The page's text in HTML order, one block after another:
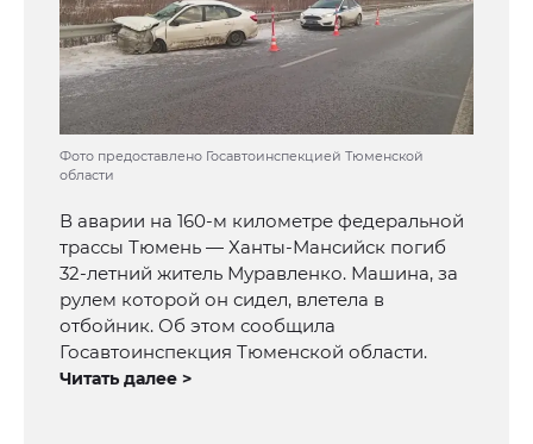
Фото предоставлено Госавтоинспекцией Тюменской
области
В аварии на 160-м километре федеральной
трассы Тюмень — Ханты-Мансийск погиб
32-летний житель Муравленко. Машина, за
рулем которой он сидел, влетела в
отбойник. Об этом сообщила
Госавтоинспекция Тюменской области.
Читать далее >